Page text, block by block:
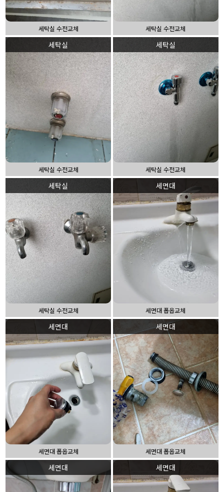
세탁실 수전교체 세탁실 수전교체
세탁실
세탁실 수전교체
세탁실
세탁실 수전교체
세탁실
세탁실 수전교체
세면대
세면대 폽옵교체
세면대
세면대 폽옵교체
세면대
세면대 폽옵교체
세면대 세면대